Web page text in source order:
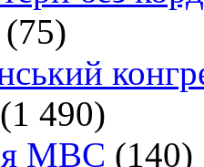
(75)
(1 490)
МВС (140)